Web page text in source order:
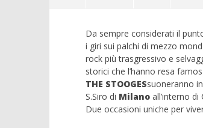
NOW VIEWING
Da sempre considerati il
i giri sui palchi di mezzo
rock più trasgressivo e
storici che l’hanno resa
THE STOOGESsuoneranno
S.Siro di Milanoall’interno di
Due occasioni uniche per